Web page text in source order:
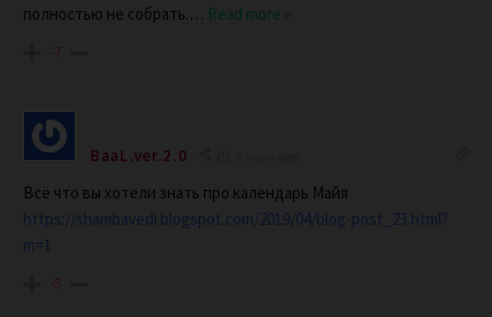
полностью не собрать.… Read more »
-7
BaaL.ver.2.0
Всё что вы хотели знать про календарь Майя
https://shambavedi.blogspot.com/2019/04/blog-post_23.html?
m=1
-5